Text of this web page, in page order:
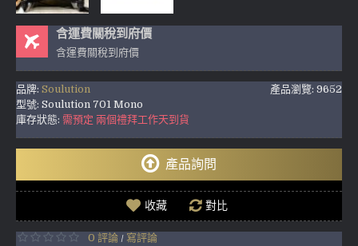
含運費關稅到府價
含運費關稅到府價
產品瀏覽: 9652
品牌: Soulution
型號: Soulution 701 Mono
庫存狀態: 需預定 兩個禮拜工作天到貨
產品詢問
收藏 對比
0 評論 / 寫評論